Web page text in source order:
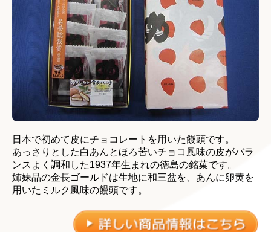
日本で初めて皮にチョコレートを用いた饅頭です。
あっさりとした白あんとほろ苦いチョコ風味の皮がバラ
ンスよく調和した1937年生まれの徳島の銘菓です。
姉妹品の金長ゴールドは生地に和三盆を、あんに卵黄を
用いたミルク風味の饅頭です。